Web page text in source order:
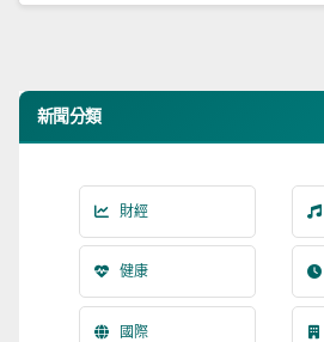
新聞分類
財經
健康
國際